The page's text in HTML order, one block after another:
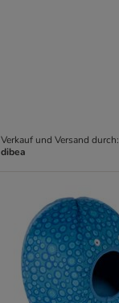
Verkauf und Versand durch:
dibea